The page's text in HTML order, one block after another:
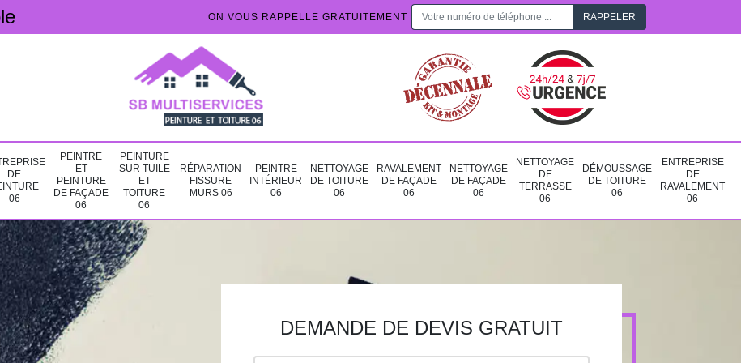
ON VOUS RAPPELLE GRATUITEMENT
DE
06
PEINTRE
ET
PEINTURE
DE FAÇADE
06
PEINTURE
SUR TUILE
ET
TOITURE
06
RÉPARATION
FISSURE
MURS 06
PEINTRE
INTÉRIEUR
06
NETTOYAGE
DE TOITURE
06
RAVALEMENT
DE FAÇADE
06
NETTOYAGE
DE FAÇADE
06
NETTOYAGE
DE
TERRASSE
06
DÉMOUSSAGE
DE TOITURE
06
ENTREPRISE
DE
RAVALEMENT
06
DEMANDE DE DEVIS GRATUIT